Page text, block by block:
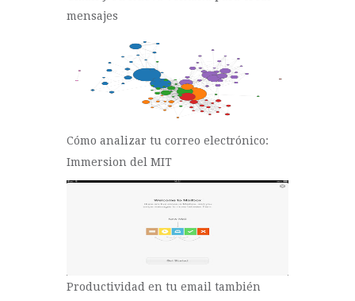
mensajes
Cómo analizar tu correo electrónico:
Immersion del MIT
Productividad en tu email también